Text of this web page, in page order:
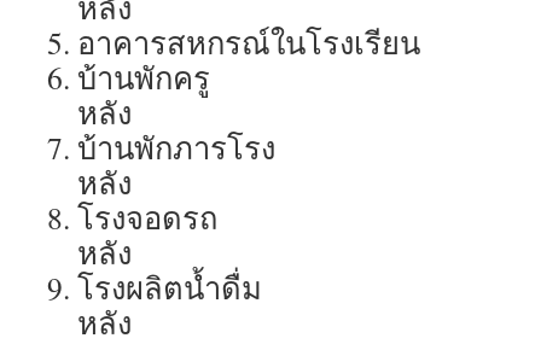
อาคารสหกรณ์ในโรงเรียน
บ้านพักครู
หลัง
บ้านพักภารโรง
หลัง
โรงจอดรถ
หลัง
โรงผลิตน้ำดื่ม
หลัง